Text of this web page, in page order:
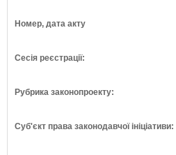
Номер, дата акту
Сесія реєстрації:
Рубрика законопроекту:
Суб'єкт права законодавчої ініціативи: